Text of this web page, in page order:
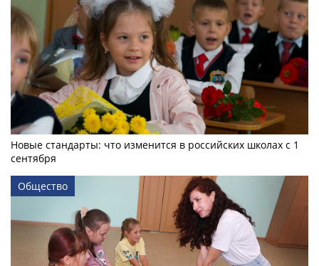
Новые стандарты: что изменится в российских школах с 1
сентября
Общество